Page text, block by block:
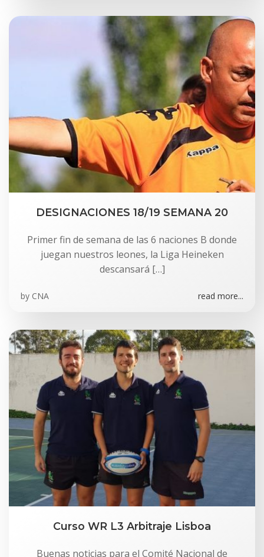
DESIGNACIONES 18/19 SEMANA 20
Primer fin de semana de las 6 naciones B donde
juegan nuestros leones, la Liga Heineken
descansará […]
by CNA read more...
Curso WR L3 Arbitraje Lisboa
Buenas noticias para el Comité Nacional de